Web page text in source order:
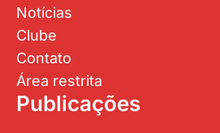
Notícias
Clube
Contato
Área restrita
Publicações